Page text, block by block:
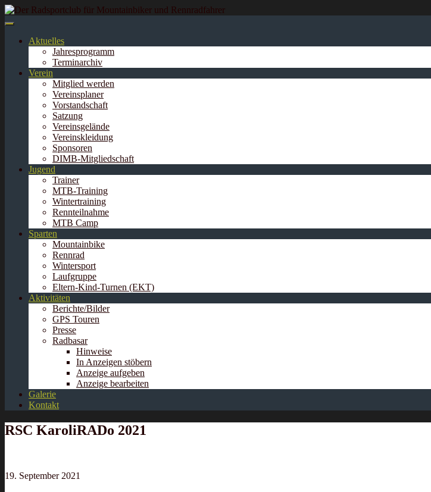
Springe
zum
Aktuelles
Jahresprogramm
Terminarchiv
Verein
Mitglied werden
Vereinsplaner
Vorstandschaft
Satzung
Vereinsgelände
Vereinskleidung
Sponsoren
DIMB-Mitgliedschaft
Jugend
Trainer
MTB-Training
Wintertraining
Rennteilnahme
MTB Camp
Sparten
Mountainbike
Rennrad
Wintersport
Laufgruppe
Eltern-Kind-Turnen (EKT)
Aktivitäten
Berichte/Bilder
GPS Touren
Presse
Radbasar
Hinweise
In Anzeigen stöbern
Anzeige aufgeben
Anzeige bearbeiten
Galerie
Kontakt
RSC KaroliRADo 2021
19. September 2021